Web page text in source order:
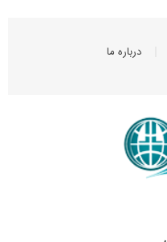
درباره ما